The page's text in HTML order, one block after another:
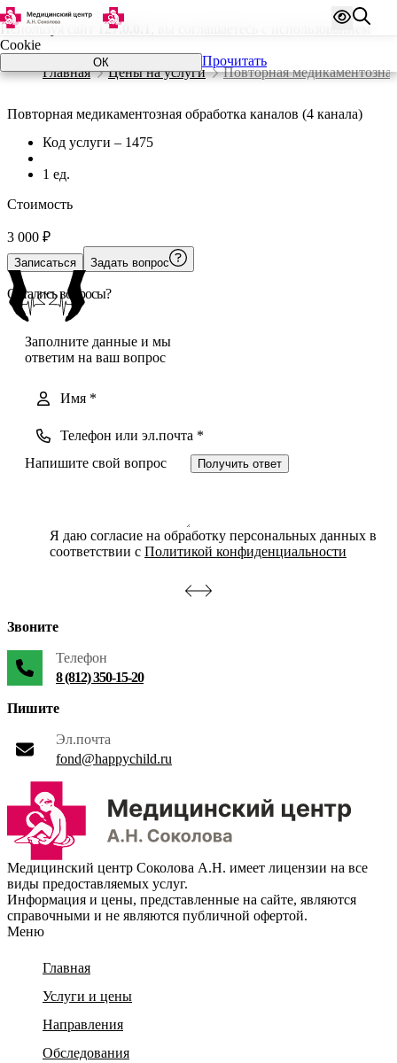
Используя сайт 127.0.0.1
, вы соглашаетесь с использованием
Cookie
ОК Прочитать
Главная Цены на услуги Повторная
Повторная медикаментозная обработка каналов (4 канала)
Код услуги – 1475
1 ед.
Стоимость
3 000 ₽
Записаться Задать вопрос
Остались вопросы?
Заполните данные и мы
ответим на ваш вопрос
Получить ответ
Я даю согласие на обработку персональных данных в
соответствии с Политикой конфиденциальности
Звоните
Телефон
8 (812) 350-15-20
Пишите
Эл.почта
fond@happychild.ru
Медицинский центр Соколова А.Н. имеет лицензии на все
виды предоставляемых услуг.
Информация и цены, представленные на сайте, являются
справочными и не являются публичной офертой.
Меню
Главная
Услуги и цены
Направления
Обследования